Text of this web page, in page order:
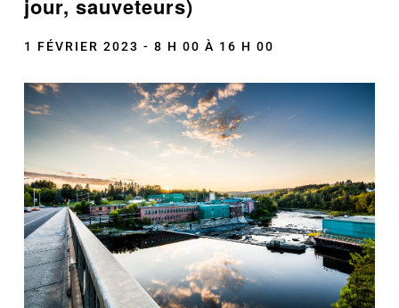
jour, sauveteurs)
1 FÉVRIER 2023 - 8 H 00 À 16 H 00